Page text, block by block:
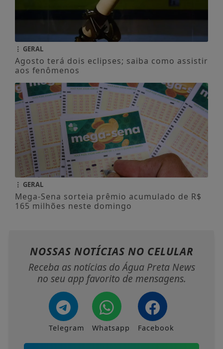
GERAL
Agosto terá dois eclipses; saiba como assistir
aos fenômenos
GERAL
Mega-Sena sorteia prêmio acumulado de R$
165 milhões neste domingo
NOSSAS NOTÍCIAS NO CELULAR
Receba as notícias do Água Preta News
no seu app favorito de mensagens.
Telegram Whatsapp Facebook